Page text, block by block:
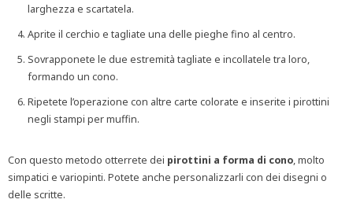
larghezza e scartatela.
Aprite il cerchio e tagliate una delle pieghe fino al centro.
Sovrapponete le due estremità tagliate e incollatele tra loro,
formando un cono.
Ripetete l’operazione con altre carte colorate e inserite i pirottini
negli stampi per muffin.
Con questo metodo otterrete dei pirottini a forma di cono, molto
simpatici e variopinti. Potete anche personalizzarli con dei disegni o
delle scritte.